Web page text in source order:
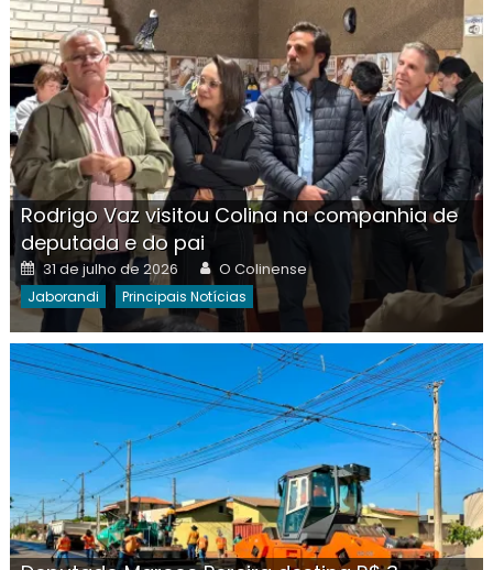
Rodrigo Vaz visitou Colina na companhia de
deputada e do pai
Posted
on
31 de julho de 2026 Author
O Colinense
Jaborandi Principais Notícias